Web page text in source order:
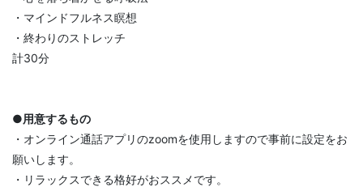
・マインドフルネス瞑想
・終わりのストレッチ
計30分
●用意するもの
・オンライン通話アプリのzoomを使用しますので事前に設定をお
願いします。
・リラックスできる格好がおススメです。